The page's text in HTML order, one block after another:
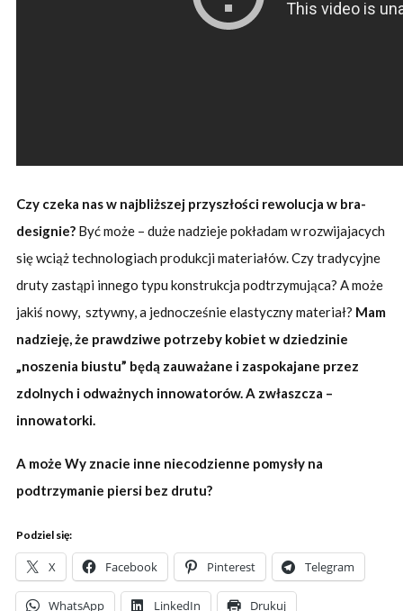
Czy czeka nas w najbliższej przyszłości rewolucja w bra-
designie? Być może – duże nadzieje pokładam w rozwijajacych
się wciąż technologiach produkcji materiałów. Czy tradycyjne
druty zastąpi innego typu konstrukcja podtrzymująca? A może
jakiś nowy, sztywny, a jednocześnie elastyczny materiał? Mam
nadzieję, że prawdziwe potrzeby kobiet w dziedzinie
„noszenia biustu” będą zauważane i zaspokajane przez
zdolnych i odważnych innowatorów. A zwłaszcza –
innowatorki.
A może Wy znacie inne niecodzienne pomysły na
podtrzymanie piersi bez drutu?
Podziel się:
X Facebook Pinterest Telegram
WhatsApp LinkedIn Drukuj